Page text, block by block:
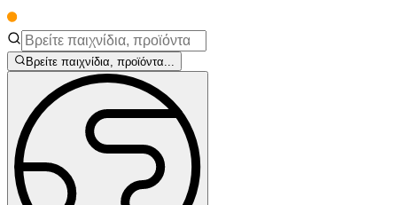
Βρείτε παιχνίδια, προϊόντα...